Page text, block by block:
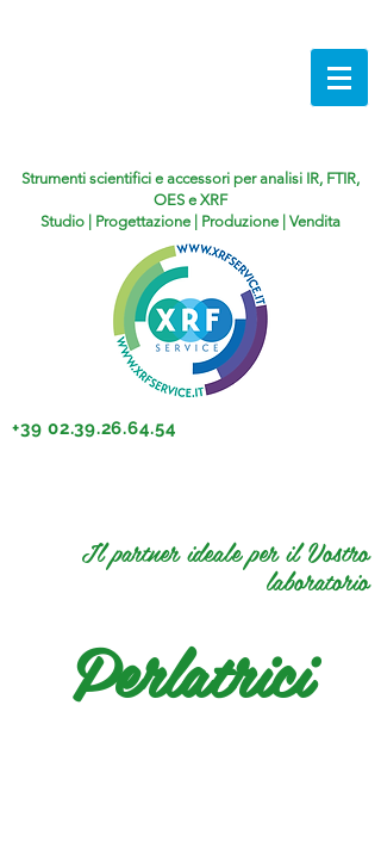
Strumenti scientifici e accessori per analisi IR, FTIR,
OES e XRF
Studio | Progettazione | Produzione | Vendita
+39 02.39.26.64.54
Il partner ideale per il Vostro
laboratorio
Perlatrici